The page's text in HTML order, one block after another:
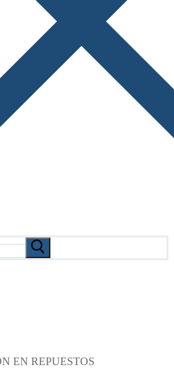
EN REPUESTOS